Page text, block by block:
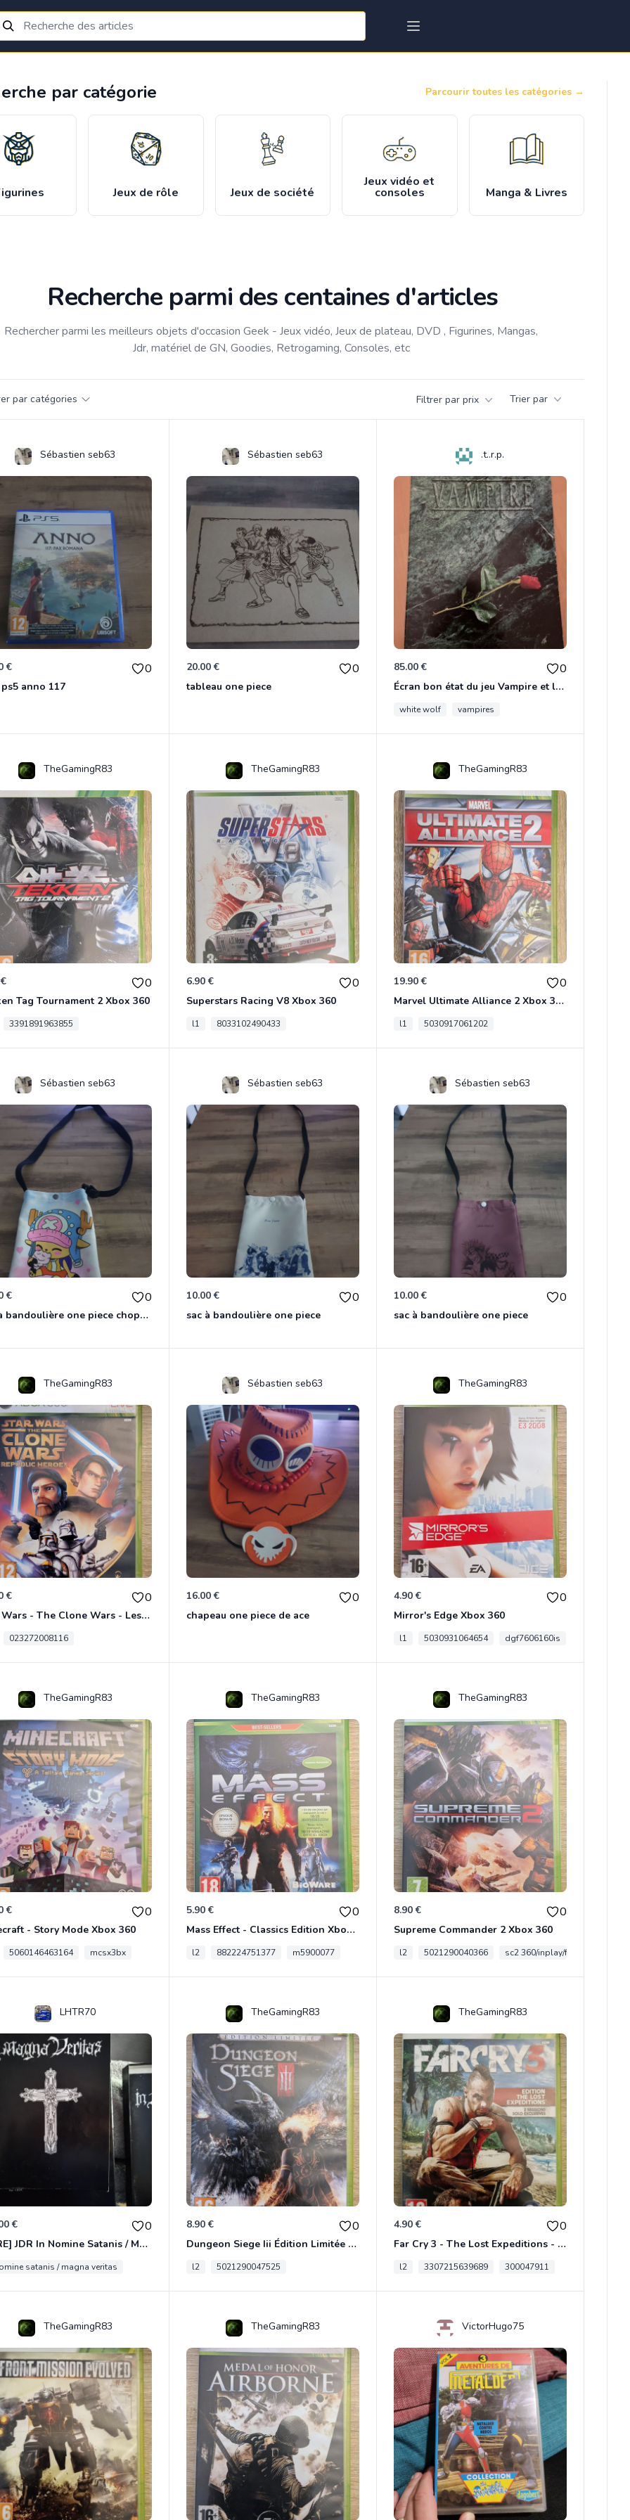
par catégorie Parcourir toutes les catégories →
Jeux de rôle Jeux de société
Jeux vidéo et
consoles Manga & Livres
Recherche parmi des centaines d'articles
Rechercher parmi les meilleurs objets d'occasion Geek - Jeux vidéo, Jeux de plateau, DVD , Figurines, Mangas,
Jdr, matériel de GN, Goodies, Retrogaming, Consoles, etc
par catégories Filtrer par prix Trier par
Sébastien seb63
€ 0
anno 117
Sébastien seb63
20.00 € 0
tableau one piece
.t..r.p.
85.00 € 0
Écran bon état du jeu Vampire et livre de règles « la mascarade » état d’usage
white wolf vampires
TheGamingR83
0
Tag Tournament 2 Xbox 360
3391891963855
TheGamingR83
6.90 € 0
Superstars Racing V8 Xbox 360
l1 8033102490433
TheGamingR83
19.90 € 0
Marvel Ultimate Alliance 2 Xbox 360
l1 5030917061202
Sébastien seb63
€ 0
sac à bandoulière one piece chopper
Sébastien seb63
10.00 € 0
sac à bandoulière one piece
Sébastien seb63
10.00 € 0
sac à bandoulière one piece
TheGamingR83
€ 0
Star Wars - The Clone Wars - Les Héros De La République Xbox 360
023272008116
Sébastien seb63
16.00 € 0
chapeau one piece de ace
TheGamingR83
4.90 € 0
Mirror's Edge Xbox 360
l1 5030931064654 dgf7606160is
TheGamingR83
€ 0
- Story Mode Xbox 360
5060146463164 mcsx3bx
TheGamingR83
5.90 € 0
Mass Effect - Classics Edition Xbox 360
l2 882224751377 m5900077
TheGamingR83
8.90 € 0
Supreme Commander 2 Xbox 360
l2 5021290040366 sc2 360/inplay/fra
LHTR70
€ 0
[RARE] JDR In Nomine Satanis / Magna Veritas – 1ère Édition BOÎTE (DOS BLANC, 1989) - CROC / Siroz
satanis / magna veritas
TheGamingR83
8.90 € 0
Dungeon Siege Iii Édition Limitée - Vf Intégrale Xbox 360
l2 5021290047525
TheGamingR83
4.90 € 0
Far Cry 3 - The Lost Expeditions - Edition Spéciale Xbox 360
l2 3307215639689 300047911
TheGamingR83 TheGamingR83 VictorHugo75